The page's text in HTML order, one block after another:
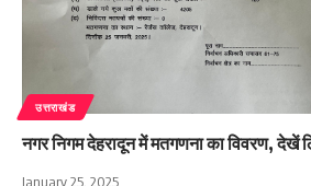
उत्तराखंड
नगर निगम देहरादून में मतगणना का विवरण, देखें
January 25, 2025